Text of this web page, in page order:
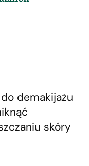
demakijażu
skóry